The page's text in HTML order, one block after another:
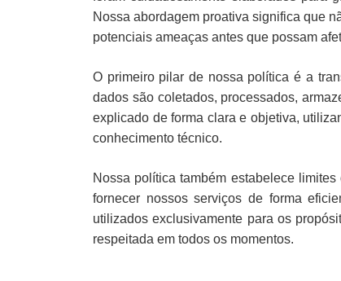
Nossa abordagem proativa significa que
potenciais ameaças antes que possam
O primeiro pilar de nossa política é a
dados são coletados, processados,
explicado de forma clara e objetiva,
conhecimento técnico.
Nossa política também estabelece
fornecer nossos serviços de forma
utilizados exclusivamente para os
respeitada em todos os momentos.